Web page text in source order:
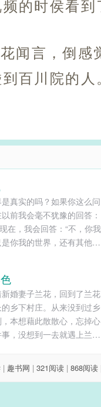
的时侯看到
闻言，倒感
百川院的人。
真实的吗？如果你这么问
前我会毫不犹豫的回答：
在，我会回答：“不，你我
你我的世界，还有其他你
没接触过的，你说的那些
假的、不存在的？”我会回
年前，中国的古人会认为世
人、白人......
婚妻子兰花，回到了兰花
乡下村庄。从来没到过乡
本想藉此散散心，忘掉心
，没想到一去就遇上兰花
的大姐、青春可人的小妹，
贴的贤妻，四个女人让成
| 趣书网 | 321阅读 | 868阅读